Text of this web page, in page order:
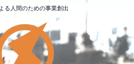
る人間のための事業創出